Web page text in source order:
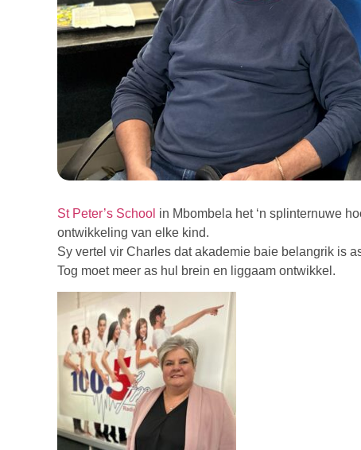
St Peter’s School in Mbombela het ‘n splinternuwe
ontwikkeling van elke kind.
Sy vertel vir Charles dat akademie baie belangrik is
Tog moet meer as hul brein en liggaam ontwikkel.